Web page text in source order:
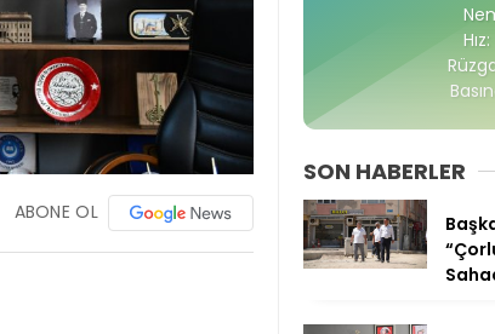
ABONE OL
SON HABERLER